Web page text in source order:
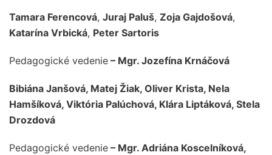
Tamara Ferencová, Juraj Paluš, Zoja Gajdošová,
Katarína Vrbická, Peter Sartoris
Pedagogické vedenie – Mgr. Jozefína Krnáčová
Bibiána Janšová, Matej Žiak, Oliver Krista, Nela
Hamšíková, Viktória Palúchová, Klára Liptáková, Stela
Drozdová
Pedagogické vedenie – Mgr. Adriána Koscelníková,